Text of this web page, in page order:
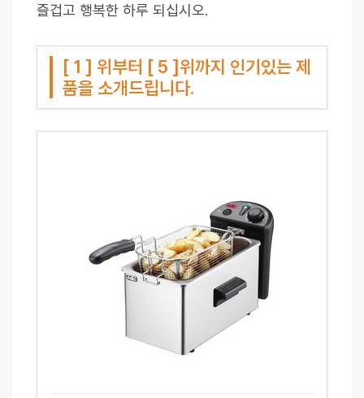
즐겁고 행복한 하루 되십시오.
[ 1 ] 위부터 [ 5 ]위까지 인기있는 제
품을 소개드립니다.